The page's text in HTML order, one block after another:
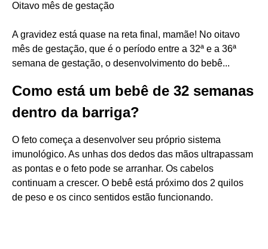
Oitavo mês de gestação
A gravidez está quase na reta final, mamãe! No oitavo
mês de gestação, que é o período entre a 32ª e a 36ª
semana de gestação, o desenvolvimento do bebê...
Como está um bebê de 32 semanas
dentro da barriga?
O feto começa a desenvolver seu próprio sistema
imunológico. As unhas dos dedos das mãos ultrapassam
as pontas e o feto pode se arranhar. Os cabelos
continuam a crescer. O bebê está próximo dos 2 quilos
de peso e os cinco sentidos estão funcionando.